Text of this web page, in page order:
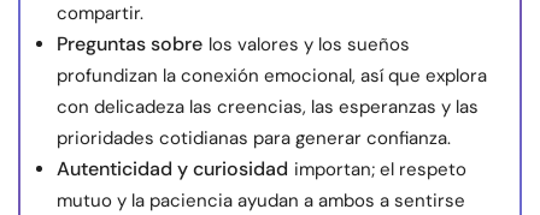
compartir.
Preguntas sobre los valores y los sueños
profundizan la conexión emocional, así que explora
con delicadeza las creencias, las esperanzas y las
prioridades cotidianas para generar confianza.
Autenticidad y curiosidad importan; el respeto
mutuo y la paciencia ayudan a ambos a sentirse